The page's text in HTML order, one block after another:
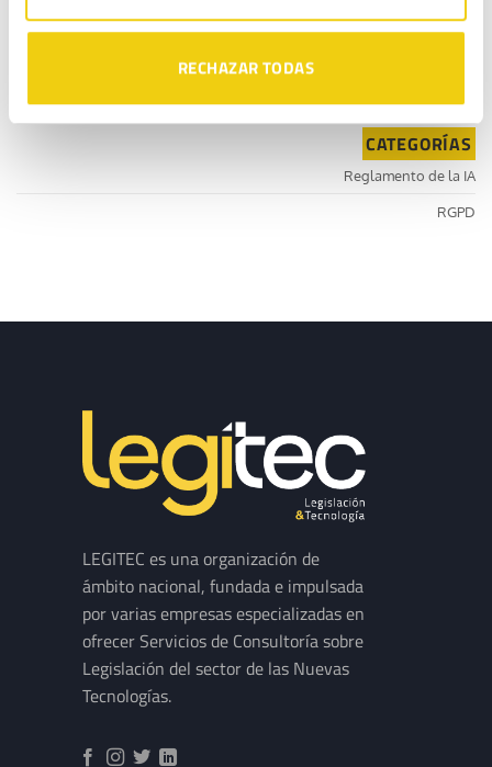
RECHAZAR TODAS
ya está sancionando con hasta 5.000 €
¿Envíos comerciales sin consentimiento? La AEPD ya
CATEGORÍAS
Reglamento de la IA
RGPD
LEGITEC es una organización de
ámbito nacional, fundada e impulsada
por varias empresas especializadas en
ofrecer Servicios de Consultoría sobre
Legislación del sector de las Nuevas
Tecnologías.